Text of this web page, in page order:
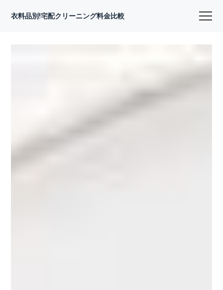
衣料品別!宅配クリーニング料金比較